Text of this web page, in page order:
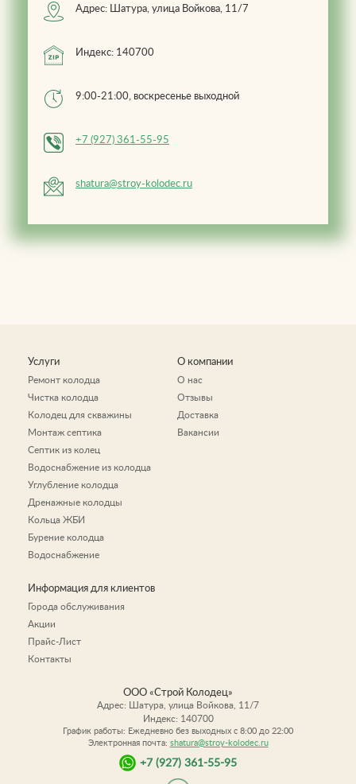
Адрес: Шатура, улица Войкова, 11/7
Индекс: 140700
9:00-21:00, воскресенье выходной
+7 (927) 361-55-95
shatura@stroy-kolodec.ru
Услуги
Ремонт колодца
Чистка колодца
Колодец для скважины
Монтаж септика
Септик из колец
Водоснабжение из колодца
Углубление колодца
Дренажные колодцы
Кольца ЖБИ
Бурение колодца
Водоснабжение
О компании
О нас
Отзывы
Доставка
Вакансии
Информация для клиентов
Города обслуживания
Акции
Прайс-Лист
Контакты
ООО «Строй Колодец»
Адрес: Шатура улица Войкова, 11/7
Индекс: 140700
График работы: Ежедневно без выходных c 8:00 до 22:00
Электронная почта: shatura@stroy-kolodec.ru
+7 (927) 361-55-95